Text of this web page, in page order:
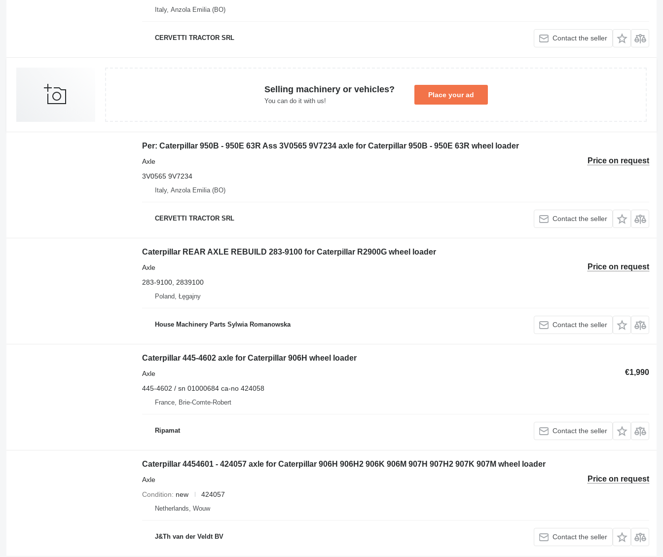
Italy, Anzola Emilia (BO)
CERVETTI TRACTOR SRL Contact the seller
Selling machinery or vehicles?
You can do it with us!
Place your ad
Per: Caterpillar 950B - 950E 63R Ass 3V0565 9V7234 axle for Caterpillar 950B - 950E 63R wheel loader
Price on request
Axle
3V0565 9V7234
Italy, Anzola Emilia (BO)
CERVETTI TRACTOR SRL Contact the seller
Caterpillar REAR AXLE REBUILD 283-9100 for Caterpillar R2900G wheel loader
Price on request
Axle
283-9100, 2839100
Poland, Łęgajny
House Machinery Parts Sylwia Romanowska Contact the seller
Caterpillar 445-4602 axle for Caterpillar 906H wheel loader
€1,990
Axle
445-4602 / sn 01000684 ca-no 424058
France, Brie-Comte-Robert
Ripamat Contact the seller
Caterpillar 4454601 - 424057 axle for Caterpillar 906H 906H2 906K 906M 907H 907H2 907K 907M wheel loader
Price on request
Axle
Condition
new 424057
Netherlands, Wouw
J&Th van der Veldt BV Contact the seller